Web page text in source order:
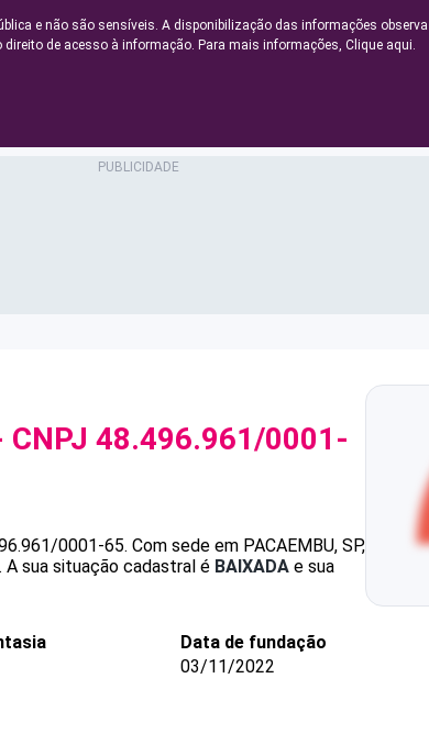
e não são sensíveis. A disponibilização das informações observa
direito de acesso à informação. Para mais informações, Clique aqui.
CNPJ 48.496.961/0001-
0001-65. Com sede em PACAEMBU, SP,
A sua situação cadastral é BAIXADA e sua
Data de fundação
03/11/2022